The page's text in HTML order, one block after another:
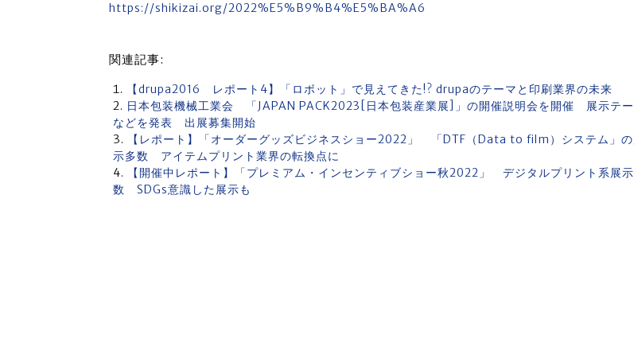
https://shikizai.org/2022%E5%B9%B4%E5%BA%A6
関連記事:
【drupa2016 レポート4】「ロボット」で見えてきた!? drupaのテーマと印刷業界の未来
日本包装機械工業会 「JAPAN PACK2023[日本包装産業展]」の開催説明会を開催 展示テ
などを発表 出展募集開始
【レポート】「オーダーグッズビジネスショー2022」 「DTF（Data to film）システム」の
示多数 アイテムプリント業界の転換点に
【開催中レポート】「プレミアム・インセンティブショー秋2022」 デジタルプリント系展
数 SDGs意識した展示も